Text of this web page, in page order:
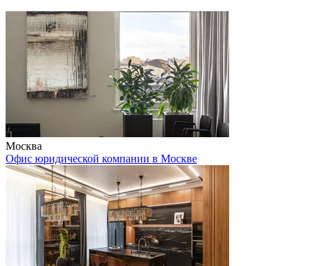
Москва
Офис юридической компании в Москве